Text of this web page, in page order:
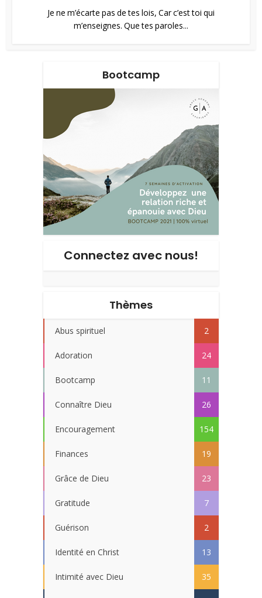
Je ne m’écarte pas de tes lois, Car c’est toi qui
m’enseignes. Que tes paroles...
Bootcamp
Connectez avec nous!
Thèmes
Abus spirituel 2
Adoration 24
Bootcamp 11
Connaître Dieu 26
Encouragement 154
Finances 19
Grâce de Dieu 23
Gratitude 7
Guérison 2
Identité en Christ 13
Intimité avec Dieu 35